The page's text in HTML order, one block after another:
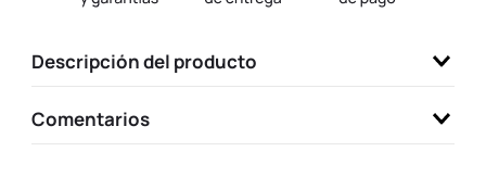
Descripción del producto
Comentarios
10. one piece